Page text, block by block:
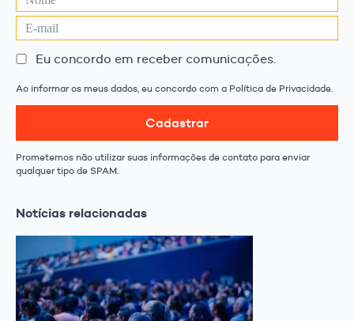
Eu concordo em receber comunicações.
Ao informar os meus dados, eu concordo com a Política de Privacidade.
Cadastrar
Prometemos não utilizar suas informações de contato para enviar
qualquer tipo de SPAM.
Notícias relacionadas